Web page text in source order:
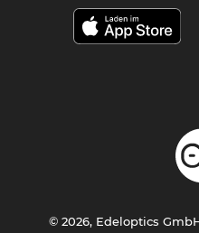
© 2026, Edeloptics